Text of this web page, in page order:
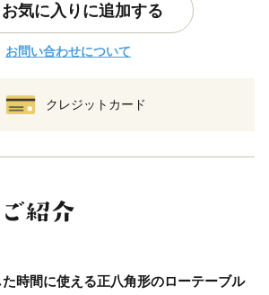
お気に入りに追加する
お問い合わせについて
クレジットカード
時間に使える正八角形のローテーブル